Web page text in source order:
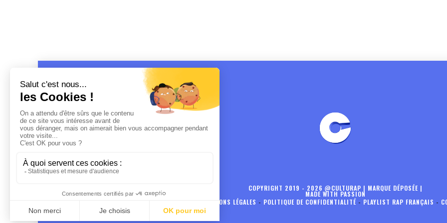
COPYRIGHT 2019 - 2026 @CULTURAP | MARQUE DÉPOSÉE |
MADE WITH PASSION
MENTIONS LÉGALES - POLITIQUE DE CONFIDENTIALITÉ - PLAYLIST RAP FRANÇAIS -